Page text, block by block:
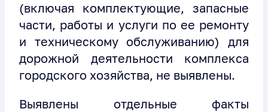
(включая комплектующие, запасные
части, работы и услуги по ее ремонту
и техническому обслуживанию) для
дорожной деятельности комплекса
городского хозяйства, не выявлены.
Выявлены отдельные факты